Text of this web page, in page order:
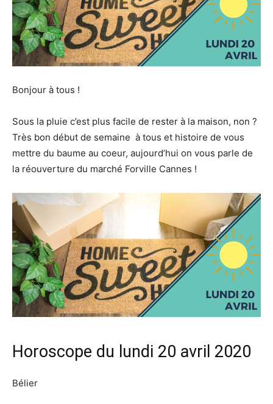
Bonjour à tous !
Sous la pluie c’est plus facile de rester à la maison, non ?
Très bon début de semaine à tous et histoire de vous
mettre du baume au coeur, aujourd’hui on vous parle de
la réouverture du marché Forville Cannes !
Horoscope du lundi 20 avril 2020
Bélier